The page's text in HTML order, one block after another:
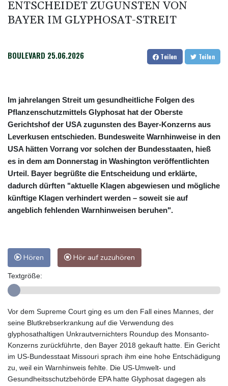
Millionen Eier spenden
Investoren-Affäre: Fifa-Spitze stellt sich "uneingeschränkt" hinter
ENTSCHEIDET ZUGUNSTEN VON
BAYER IM GLYPHOSAT-STREIT
BOULEVARD 25.06.2026 Teilen Teilen
Im jahrelangen Streit um gesundheitliche Folgen des
Pflanzenschutzmittels Glyphosat hat der Oberste
Gerichtshof der USA zugunsten des Bayer-Konzerns aus
Leverkusen entschieden. Bundesweite Warnhinweise in den
USA hätten Vorrang vor solchen der Bundesstaaten, hieß
es in dem am Donnerstag in Washington veröffentlichten
Urteil. Bayer begrüßte die Entscheidung und erklärte,
dadurch dürften "aktuelle Klagen abgewiesen und mögliche
künftige Klagen verhindert werden – soweit sie auf
angeblich fehlenden Warnhinweisen beruhen".
Hören Hör auf zuzuhören
Textgröße:
Vor dem Supreme Court ging es um den Fall eines Mannes, der
seine Blutkrebserkrankung auf die Verwendung des
glyphosathaltigen Unkrautvernichters Roundup des Monsanto-
Konzerns zurückführte, den Bayer 2018 gekauft hatte. Ein Gericht
im US-Bundesstaat Missouri sprach ihm eine hohe Entschädigung
zu, weil ein Warnhinweis fehlte. Die US-Umwelt- und
Gesundheitsschutzbehörde EPA hatte Glyphosat dagegen als